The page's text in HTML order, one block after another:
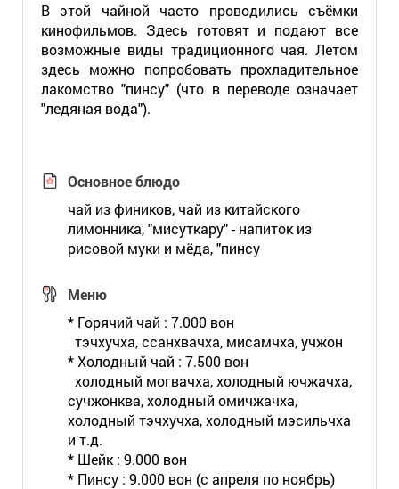
В этой чайной часто проводились съёмки
кинофильмов. Здесь готовят и подают все
возможные виды традиционного чая. Летом
здесь можно попробовать прохладительное
лакомство "пинсу" (что в переводе означает
"ледяная вода").
Основное блюдо
чай из фиников, чай из китайского
лимонника, "мисуткару" - напиток из
рисовой муки и мёда, "пинсу
Меню
* Горячий чай : 7.000 вон
тэчхучха, ссанхвачха, мисамчха, учжон
* Холодный чай : 7.500 вон
холодный могвачха, холодный ючжачха,
сучжонква, холодный омичжачха,
холодный тэчхучха, холодный мэсильчха
и т.д.
* Шейк : 9.000 вон
* Пинсу : 9.000 вон (с апреля по ноябрь)